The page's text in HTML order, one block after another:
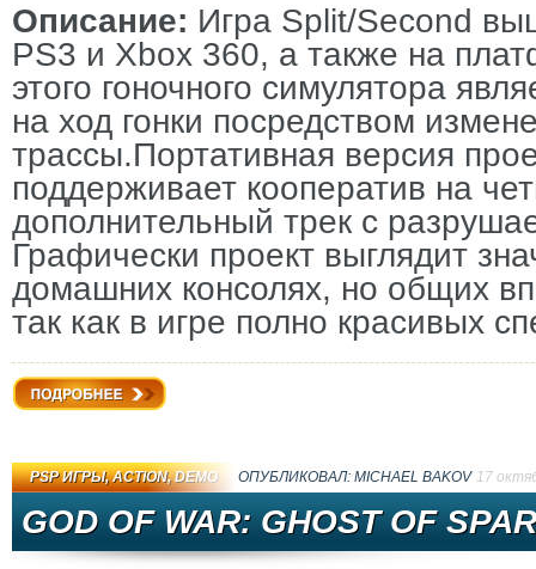
Описание: Игра Split/Second
PS3 и Xbox 360, а также на
этого гоночного симулятора
на ход гонки посредством
трассы.Портативная версия
поддерживает кооператив на
дополнительный трек с
Графически проект выглядит
домашних консолях, но общих
так как в игре полно красивых
PSP ИГРЫ,ACTION,DEMO ОПУБЛИКОВАЛ: MICHAEL BAKOV 17
GOD OF WAR: GHOST OF